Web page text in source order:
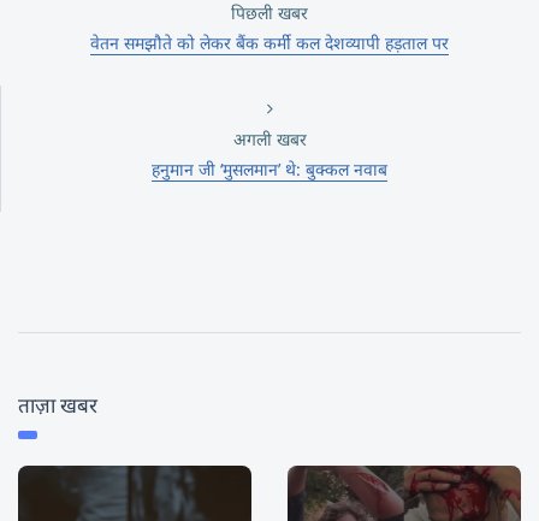
पिछली खबर
वेतन समझौते को लेकर बैंक कर्मी कल देशव्यापी हड़ताल पर
अगली खबर
हनुमान जी ‘मुसलमान’ थे: बुक्कल नवाब
ताज़ा खबर